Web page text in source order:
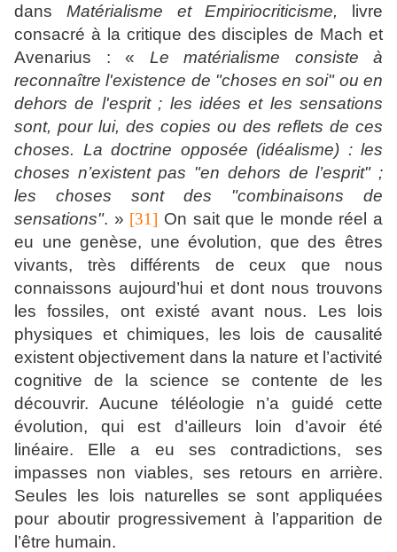
dans Matérialisme et Empiriocriticisme,
livre
consacré à la critique des disciples de Mach et
Avenarius : « Le matérialisme consiste à
reconnaître l'existence de "choses en soi" ou en
dehors de l'esprit ; les idées et les sensations
sont, pour lui, des copies ou des reflets de ces
choses. La doctrine opposée (idéalisme) : les
choses n’existent pas "en dehors de l’esprit" ;
les choses sont des "combinaisons de
sensations". » [31] On sait que le monde réel a
eu une genèse, une évolution, que des êtres
vivants, très différents de ceux que nous
connaissons aujourd’hui et dont nous trouvons
les fossiles, ont existé avant nous. Les lois
physiques et chimiques, les lois de causalité
existent objectivement dans la nature et l’activité
cognitive de la science se contente de les
découvrir. Aucune téléologie n’a guidé cette
évolution, qui est d’ailleurs loin d’avoir été
linéaire. Elle a eu ses contradictions, ses
impasses non viables, ses retours en arrière.
Seules les lois naturelles se sont appliquées
pour aboutir progressivement à l’apparition de
l’être humain.